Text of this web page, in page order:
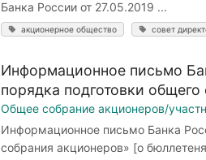
Банка России от 27.05.2019 ...
акционерное общество совет
Информационное письмо
порядка подготовки
Общее собрание акционеров/
Информационное письмо Банка
собрания акционеров» [о